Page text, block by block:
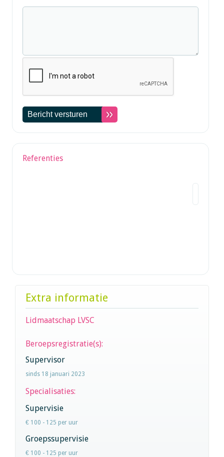
Referenties
Extra informatie
Lidmaatschap LVSC
Beroepsregistratie(s):
Supervisor
sinds 18 januari 2023
Specialisaties:
Supervisie
€ 100 - 125 per uur
Groepssupervisie
€ 100 - 125 per uur